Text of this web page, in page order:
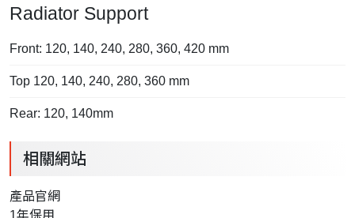
Radiator Support
Front: 120, 140, 240, 280, 360, 420 mm
Top 120, 140, 240, 280, 360 mm
Rear: 120, 140mm
相關網站
產品官網
1年保用